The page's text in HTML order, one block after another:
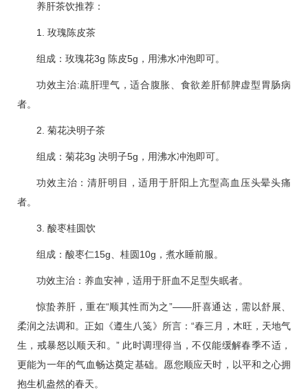
养肝茶饮推荐：
1. 玫瑰陈皮茶
组成：玫瑰花3g 陈皮5g，用沸水冲泡即可。
功效主治:疏肝理气，适合腹胀、食欲差肝郁脾虚型胃肠病
者。
2. 菊花决明子茶
组成：菊花3g 决明子5g，用沸水冲泡即可。
功效主治：清肝明目，适用于肝阳上亢型高血压头晕头痛
者。
3. 酸枣桂圆饮
组成：酸枣仁15g、桂圆10g，煮水睡前服。
功效主治：养血安神，适用于肝血不足型失眠者。
惊蛰养肝，重在“顺其性而为之”——肝喜通达，需以舒展、
柔润之法调和。正如《遵生八笺》所言：“春三月，木旺，天地气
生，戒暴怒以顺天和。” 此时调理得当，不仅能缓解春季不适，
更能为一年的气血畅达奠定基础。愿您顺应天时，以平和之心拥
抱生机盎然的春天。